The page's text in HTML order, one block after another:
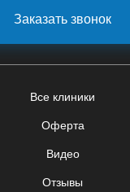
Оферта
Видео
Все клиники
Отзывы
Заказать звонок